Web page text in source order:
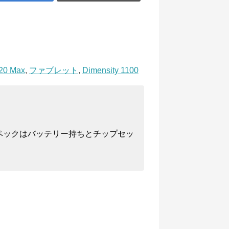
Max, ファブレット , Dimensity 1100
クはバッテリー持ちとチップセッ